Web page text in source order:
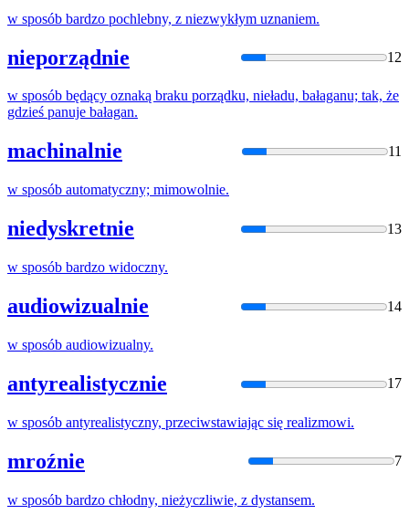
w sposób bardzo pochlebny, z niezwykłym uznaniem.
nieporządnie 12
w sposób będący oznaką braku porządku, nieładu, bałaganu; tak, że
gdzieś panuje bałagan.
machinalnie 11
w sposób automatyczny; mimowolnie.
niedyskretnie 13
w sposób bardzo widoczny.
audiowizualnie 14
w sposób audiowizualny.
antyrealistycznie 17
w sposób antyrealistyczny, przeciwstawiając się realizmowi.
mroźnie 7
w sposób bardzo chłodny, nieżyczliwie, z dystansem.